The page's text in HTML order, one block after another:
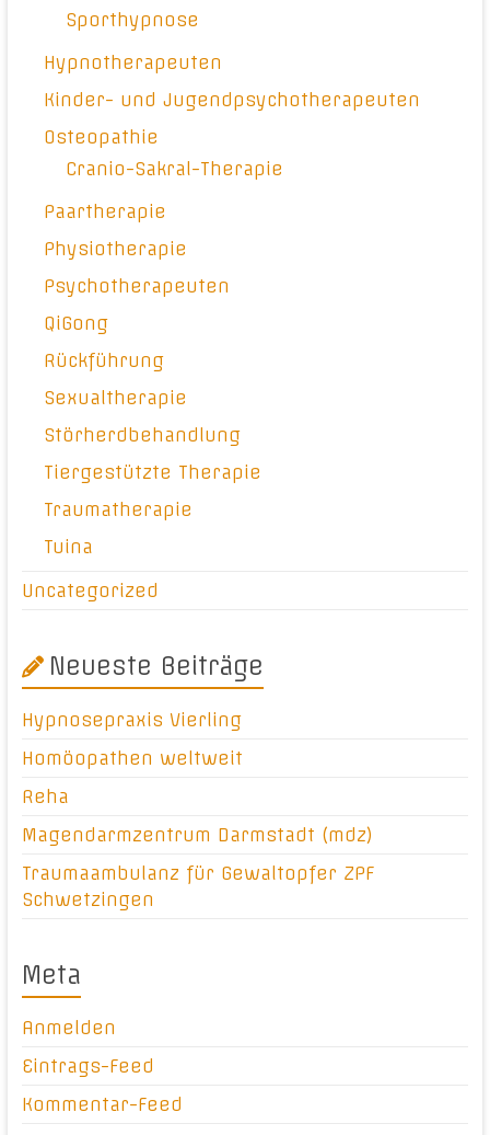
Sporthypnose
Hypnotherapeuten
Kinder- und Jugendpsychotherapeuten
Osteopathie
Cranio-Sakral-Therapie
Paartherapie
Physiotherapie
Psychotherapeuten
QiGong
Rückführung
Sexualtherapie
Störherdbehandlung
Tiergestützte Therapie
Traumatherapie
Tuina
Uncategorized
Neueste Beiträge
Hypnosepraxis Vierling
Homöopathen weltweit
Reha
Magendarmzentrum Darmstadt (mdz)
Traumaambulanz für Gewaltopfer ZPF
Schwetzingen
Meta
Anmelden
Eintrags-Feed
Kommentar-Feed